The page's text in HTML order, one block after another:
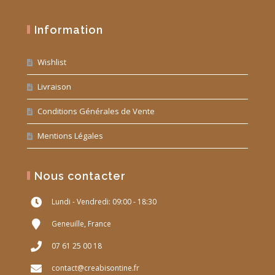
Information
Wishlist
Livraison
Conditions Générales de Vente
Mentions Légales
Nous contacter
Lundi - Vendredi: 09:00 - 18:30
Geneuille, France
07 61 25 00 18
contact@creabisontine.fr